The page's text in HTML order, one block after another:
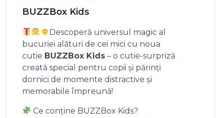
BUZZBox Kids
Descoperă universul magic al
bucuriei alături de cei mici cu noua
cutie BUZZBox Kids – o cutie-surpriză
creată special pentru copii și părinți
dornici de momente distractive și
memorabile împreună!
Ce conține BUZZBox Kids?